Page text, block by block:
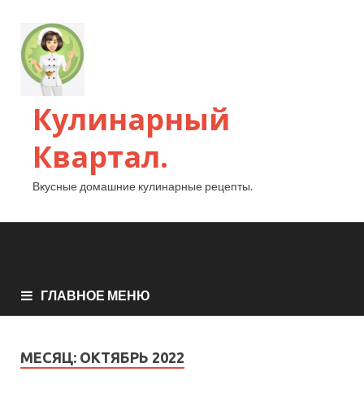
Кулинарный
Квартал.
Вкусные домашние кулинарные рецепты.
ГЛАВНОЕ МЕНЮ
МЕСЯЦ: ОКТЯБРЬ 2022